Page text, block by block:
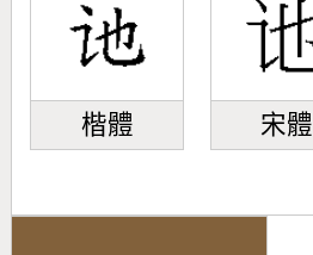
楷體 宋體